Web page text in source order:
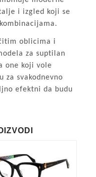
i izgled koji se
oblicima i
za suptilan
one koji vole
za svakodnevno
efektni da budu